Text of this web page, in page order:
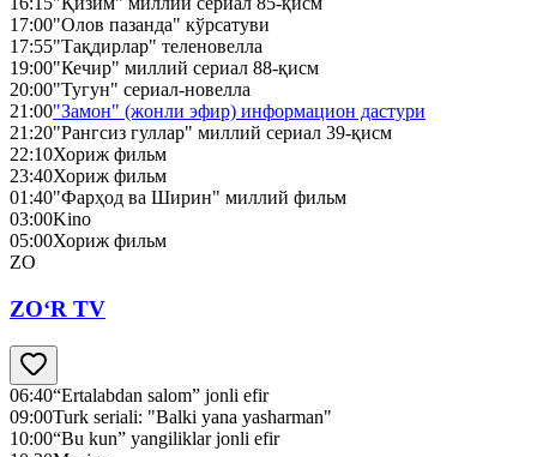
17:00"Олов пазанда" кўрсатуви
17:55"Тақдирлар" теленовелла
19:00"Кечир" миллий сериал 88-қисм
20:00"Тугун" сериал-новелла
21:00"Замон" (жонли эфир) информацион дастури
21:20"Рангсиз гуллар" миллий сериал 39-қисм
22:10Хориж фильм
23:40Хориж фильм
01:40"Фарҳод ва Ширин" миллий фильм
03:00Kino
05:00Хориж фильм
ZO
ZO‘R TV
06:40“Ertalabdan salom” jonli efir
09:00Turk seriali: "Balki yana yasharman"
10:00“Bu kun” yangiliklar jonli efir